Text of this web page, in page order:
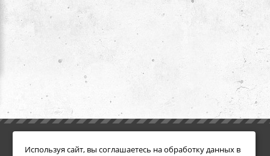
Используя сайт, вы соглашаетесь на обработку данных в